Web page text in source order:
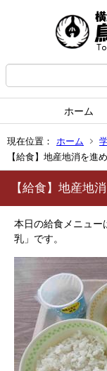
ホーム
現在位置： ホーム
【給食】地産地消を進
【給食】地産地
本日の給食メニュ
乳」です。